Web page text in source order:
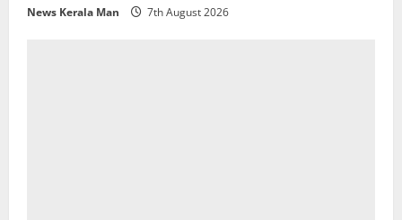
News Kerala Man 7th August 2026